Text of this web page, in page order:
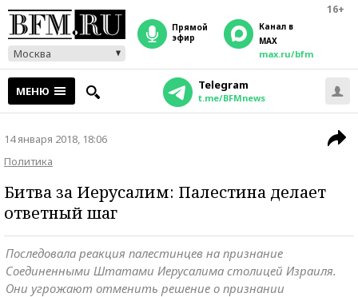
16+
Москва
прямой
эфир
Канал в
MAX
max.ru/bfm
МЕНЮ Telegram
t.me/BFMnews
14 января 2018, 18:06
Политика
Битва за Иерусалим: Палестина делает
ответный шаг
Последовала реакция палестинцев на признание
Соединенными Штатами Иерусалима столицей Израиля.
Они угрожают отменить решение о признании